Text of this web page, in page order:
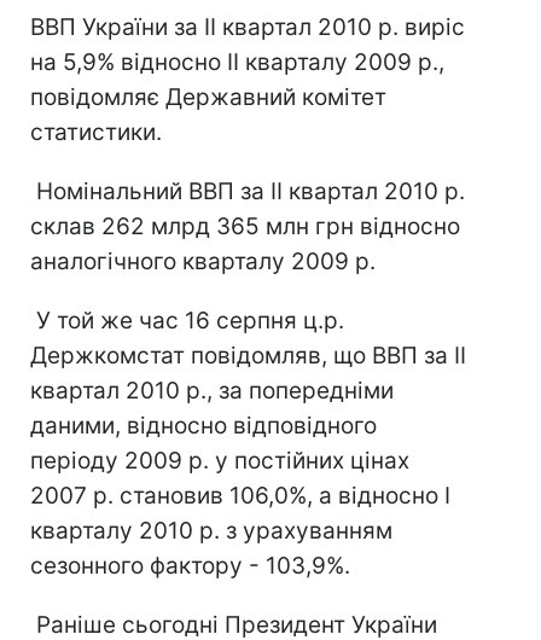
ВВП України за II квартал 2010 р. виріс
на 5,9% відносно II кварталу 2009 р.,
повідомляє Державний комітет
статистики.
Номінальний ВВП за II квартал 2010 р.
склав 262 млрд 365 млн грн відносно
аналогічного кварталу 2009 р.
У той же час 16 серпня ц.р.
Держкомстат повідомляв, що ВВП за ІI
квартал 2010 р., за попередніми
даними, відносно відповідного
періоду 2009 р. у постійних цінах
2007 р. становив 106,0%, а відносно I
кварталу 2010 р. з урахуванням
сезонного фактору - 103,9%.
Раніше сьогодні Президент України